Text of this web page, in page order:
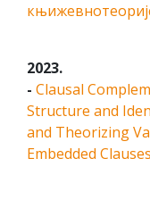
2023.
- Clausal
Structure and
and Theorizing
Embedded